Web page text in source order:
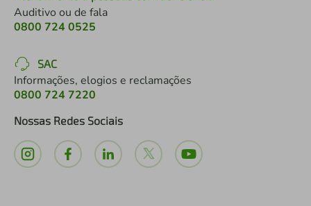
Auditivo ou de fala
0800 724 0525
SAC
Informações, elogios e reclamações
0800 724 7220
Nossas Redes Sociais